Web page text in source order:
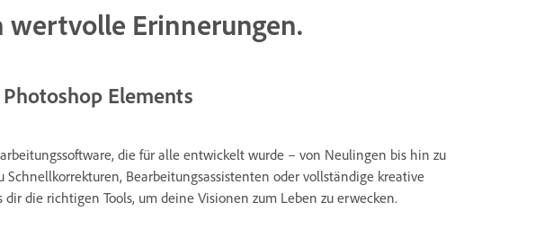
wertvolle Erinnerungen.
Elements
die für alle entwickelt wurde – von Neulingen bis hin zu
Bearbeitungsassistenten oder vollständige kreative
die richtigen Tools, um deine Visionen zum Leben zu erwecken.